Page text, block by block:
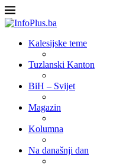
Kalesijske teme
Tuzlanski Kanton
BiH – Svijet
Magazin
Kolumna
Na današnji dan